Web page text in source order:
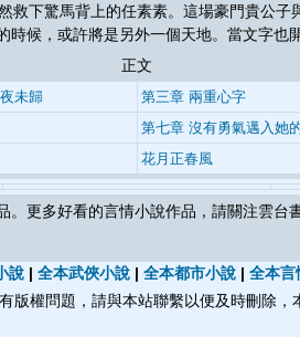
下驚馬背上的任素素。這場豪門貴公
時候，或許將是另外一個天地。當文
正文
未歸 第三章 兩重心字
第七章 沒有勇氣邁入她
花月正春風
。更多好看的言情小說作品，請關注雲台
說 | 全本武俠小說 | 全本都市小說 | 全本言
版權問題，請與本站聯繫以便及時刪除